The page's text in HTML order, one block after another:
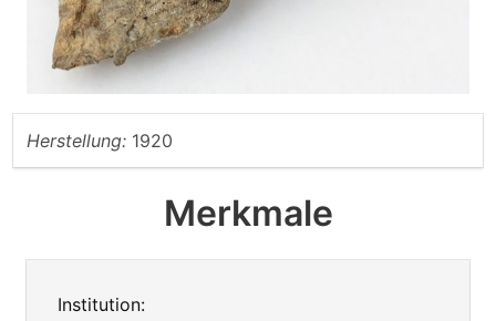
Herstellung: 1920
Merkmale
Institution: